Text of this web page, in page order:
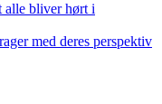
alle bliver hørt i
med deres perspektiv